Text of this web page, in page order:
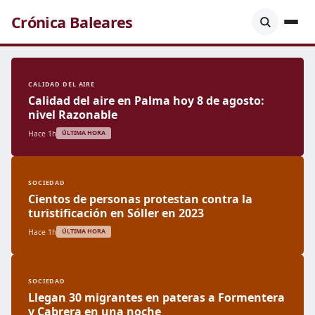
Crónica Baleares
CALIDAD DEL AIRE
Calidad del aire en Palma hoy 8 de agosto:
nivel Razonable
Hace 1h ÚLTIMA HORA
SOCIEDAD
Cientos de personas protestan contra la
turistificación en Sóller en 2023
Hace 1h ÚLTIMA HORA
SOCIEDAD
Llegan 30 migrantes en pateras a Formentera
y Cabrera en una noche